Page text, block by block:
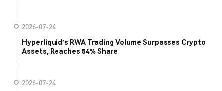
2026-07-24
Hyperliquid's RWA Trading Volume Surpasses Crypto
Assets, Reaches 54% Share
2026-07-24